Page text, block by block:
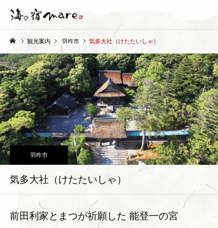
観光案内 羽咋市 気多大社（けたたいしゃ）
羽咋市
気多大社（けたたいしゃ）
前田利家とまつが祈願した 能登一の宮